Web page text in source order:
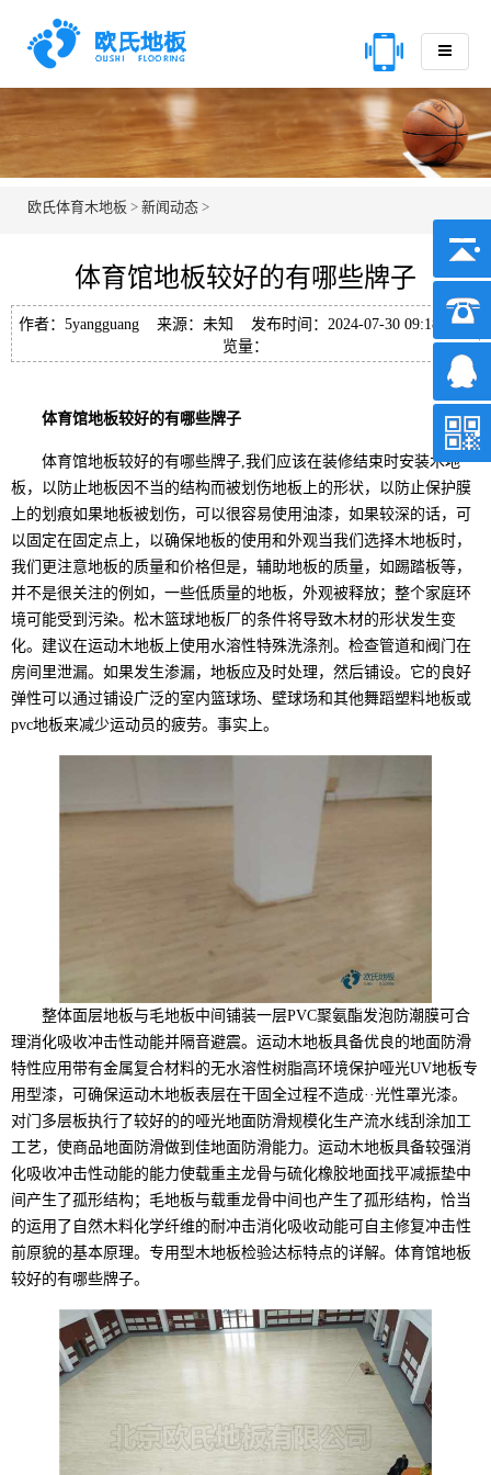
欧氏体育木地板 > 新闻动态 >
体育馆地板较好的有哪些牌子
作者：5yangguang 来源：未知 发布时间：2024-07-30 09:18 浏
览量：
体育馆地板较好的有哪些牌子
体育馆地板较好的有哪些牌子,我们应该在装修结束时安装木地
板，以防止地板因不当的结构而被划伤地板上的形状，以防止保护膜
上的划痕如果地板被划伤，可以很容易使用油漆，如果较深的话，可
以固定在固定点上，以确保地板的使用和外观当我们选择木地板时，
我们更注意地板的质量和价格但是，辅助地板的质量，如踢踏板等，
并不是很关注的例如，一些低质量的地板，外观被释放；整个家庭环
境可能受到污染。松木篮球地板厂的条件将导致木材的形状发生变
化。建议在运动木地板上使用水溶性特殊洗涤剂。检查管道和阀门在
房间里泄漏。如果发生渗漏，地板应及时处理，然后铺设。它的良好
弹性可以通过铺设广泛的室内篮球场、壁球场和其他舞蹈塑料地板或
pvc地板来减少运动员的疲劳。事实上。
整体面层地板与毛地板中间铺装一层PVC聚氨酯发泡防潮膜可合
理消化吸收冲击性动能并隔音避震。运动木地板具备优良的地面防滑
特性应用带有金属复合材料的无水溶性树脂高环境保护哑光UV地板专
用型漆，可确保运动木地板表层在干固全过程不造成··光性罩光漆。
对门多层板执行了较好的的哑光地面防滑规模化生产流水线刮涂加工
工艺，使商品地面防滑做到佳地面防滑能力。运动木地板具备较强消
化吸收冲击性动能的能力使载重主龙骨与硫化橡胶地面找平减振垫中
间产生了孤形结构；毛地板与载重龙骨中间也产生了孤形结构，恰当
的运用了自然木料化学纤维的耐冲击消化吸收动能可自主修复冲击性
前原貌的基本原理。专用型木地板检验达标特点的详解。体育馆地板
较好的有哪些牌子。